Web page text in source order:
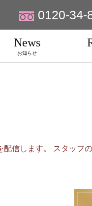
0120-34-
News
お知らせ
信します。 スタッフ